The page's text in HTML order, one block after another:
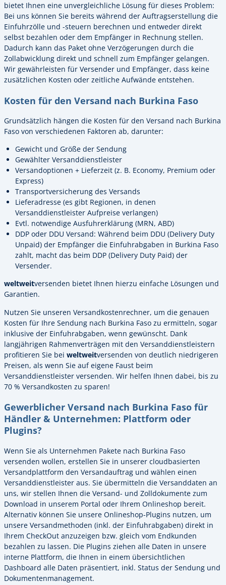
bietet Ihnen eine unvergleichliche Lösung für dieses Problem:
Bei uns können Sie bereits während der Auftragserstellung die
Einfuhrzölle und -steuern berechnen und entweder direkt
selbst bezahlen oder dem Empfänger in Rechnung stellen.
Dadurch kann das Paket ohne Verzögerungen durch die
Zollabwicklung direkt und schnell zum Empfänger gelangen.
Wir gewährleisten für Versender und Empfänger, dass keine
zusätzlichen Kosten oder zeitliche Aufwände entstehen.
Kosten für den Versand nach Burkina Faso
Grundsätzlich hängen die Kosten für den Versand nach Burkina
Faso von verschiedenen Faktoren ab, darunter:
Gewicht und Größe der Sendung
Gewählter Versanddienstleister
Versandoptionen + Lieferzeit (z. B. Economy, Premium oder
Express)
Transportversicherung des Versands
Lieferadresse (es gibt Regionen, in denen
Versanddienstleister Aufpreise verlangen)
Evtl. notwendige Ausfuhrerklärung (MRN, ABD)
DDP oder DDU Versand: Während beim DDU (Delivery Duty
Unpaid) der Empfänger die Einfuhrabgaben in Burkina Faso
zahlt, macht das beim DDP (Delivery Duty Paid) der
Versender.
weltweitversenden bietet Ihnen hierzu einfache Lösungen und
Garantien.
Nutzen Sie unseren Versandkostenrechner, um die genauen
Kosten für Ihre Sendung nach Burkina Faso zu ermitteln, sogar
inklusive der Einfuhrabgaben, wenn gewünscht. Dank
langjährigen Rahmenverträgen mit den Versanddienstleistern
profitieren Sie bei weltweitversenden von deutlich niedrigeren
Preisen, als wenn Sie auf eigene Faust beim
Versanddienstleister versenden. Wir helfen Ihnen dabei, bis zu
70 % Versandkosten zu sparen!
Gewerblicher Versand nach Burkina Faso für
Händler & Unternehmen: Plattform oder
Plugins?
Wenn Sie als Unternehmen Pakete nach Burkina Faso
versenden wollen, erstellen Sie in unserer cloudbasierten
Versandplattform den Versandauftrag und wählen einen
Versanddienstleister aus. Sie übermitteln die Versanddaten an
uns, wir stellen Ihnen die Versand- und Zolldokumente zum
Download in unserem Portal oder Ihrem Onlineshop bereit.
Alternativ können Sie unsere Onlineshop-Plugins nutzen, um
unsere Versandmethoden (inkl. der Einfuhrabgaben) direkt in
Ihrem CheckOut anzuzeigen bzw. gleich vom Endkunden
bezahlen zu lassen. Die Plugins ziehen alle Daten in unsere
interne Plattform, die Ihnen in einem übersichtlichen
Dashboard alle Daten präsentiert, inkl. Status der Sendung und
Dokumentenmanagement.